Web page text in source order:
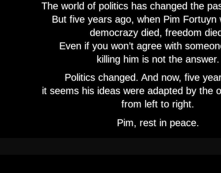
The world of politics has changed the
But five years ago, when Pim Fortuyn
democrazy died, freedom
Even if you won’t agree with
killing him is not the answer.
Politics changed. And now, five
it seems his ideas were adapted by the
from left to right.
Pim, rest in peace.